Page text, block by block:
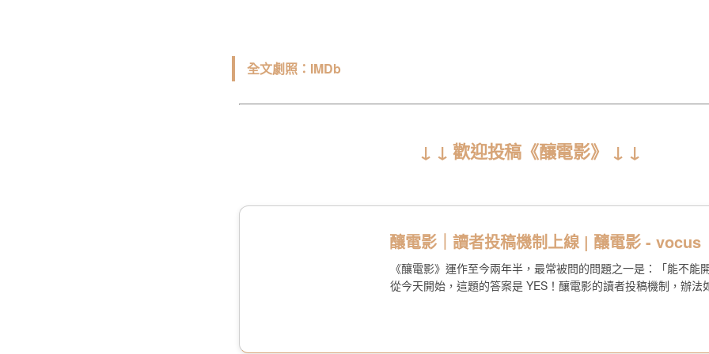
全文劇照：IMDb
↓ ↓ 歡迎投稿《釀電影》 ↓ ↓
釀電影｜讀者投稿機制上線 | 釀電影 - vocus
《釀電影》運作至今兩年半，最常被問的問題之一是：「能不
從今天開始，這題的答案是 YES！釀電影的讀者投稿機制，辦